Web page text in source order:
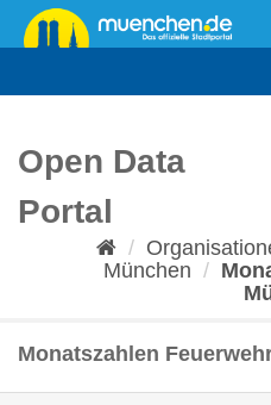
Überspringen
zum
Open Data
Portal
München
Monatszahlen